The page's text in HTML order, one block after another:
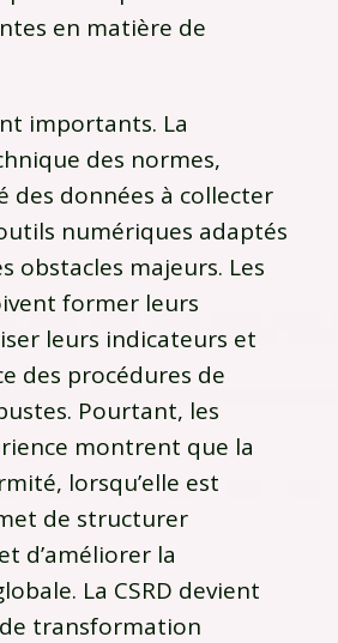
en matière de
importants. La
des normes,
des données à collecter
numériques adaptés
obstacles majeurs. Les
former leurs
leurs indicateurs et
des procédures de
Pourtant, les
montrent que la
lorsqu’elle est
de structurer
d’améliorer la
La CSRD devient
transformation